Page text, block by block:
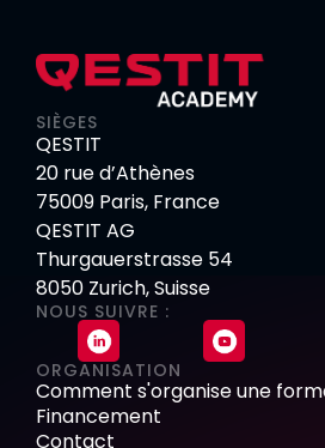
SIÈGES
QESTIT
20 rue d’Athènes
75009 Paris, France
QESTIT AG
Thurgauerstrasse 54
8050 Zurich, Suisse
NOUS SUIVRE :
ORGANISATION
Comment s'organise une
Financement
Contact